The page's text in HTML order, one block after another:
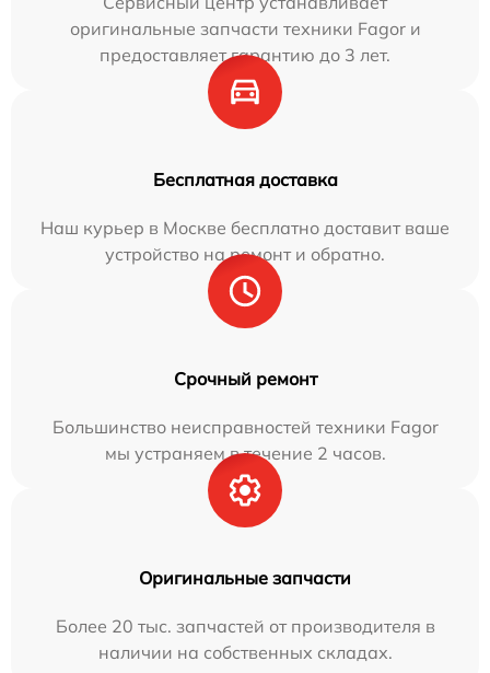
оригинальные запчасти техники Fagor и
предоставляет гарантию до 3 лет.
Бесплатная доставка
Наш курьер в Москве бесплатно доставит ваше
устройство на ремонт и обратно.
Срочный ремонт
Большинство неисправностей техники Fagor
мы устраняем в течение 2 часов.
Оригинальные запчасти
Более 20 тыс. запчастей от производителя в
наличии на собственных складах.